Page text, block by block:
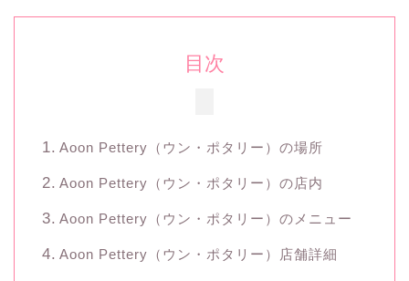
目次
Aoon Pettery（ウン・ポタリー）の場所
Aoon Pettery（ウン・ポタリー）の店内
Aoon Pettery（ウン・ポタリー）のメニュー
Aoon Pettery（ウン・ポタリー）店舗詳細